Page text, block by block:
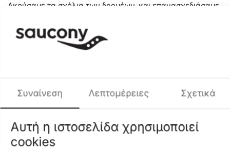
Ακούσαμε τα σχόλια των δρομέων, και επανασχεδιάσαμε
στρώση 40mm από αφρό IncrediRUN με μια πλάκα από
ανθρακονήματα νέας σχεδίασης με εγκοπές,
προσφέροντας πιο ομαλό και προωθητικό βηματισμό. Το
Κορυφαία επιστροφή ενέργειας στην κατηγορία
του
Συναίνεση Λεπτομέρειες Σχετικά
Αυτή η ιστοσελίδα χρησιμοποιεί
cookies